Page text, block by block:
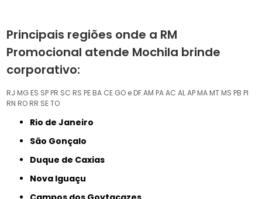
Principais regiões onde a RM
Promocional atende Mochila brinde
corporativo:
RJ MG ES SP PR SC RS PE BA CE GO e DFAM PAAC ALAP MA MT MS PB PI
RN RO RR SETO
Rio de Janeiro
São Gonçalo
Duque de Caxias
Nova Iguaçu